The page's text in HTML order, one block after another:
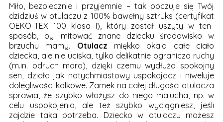
Miło, bezpiecznie i przyjemnie – tak poczuje się Twój
dzidziuś w otulaczu z 100% bawełny sztruks (certyfikat
OEKO-TEX 100 klasa I), który został uszyty w ten
sposób, by imitować znane dziecku środowisko w
brzuchu mamy. Otulacz miękko okala całe ciało
dziecka, ale nie uciska, tylko delikatnie ogranicza ruchy
(m.in. odruch moro), dzięki czemu wydłuża spokojny
sen, działa jak natychmiastowy uspokajacz i niweluje
dolegliwości kolkowe. Zamek na całej długości otulacza
sprawia, że szybko włożysz do niego malucha, np. w
celu uspokojenia, ale też szybko wyciągniesz, jeśli
zajdzie taka potrzeba. Dziecko w otulaczu możesz